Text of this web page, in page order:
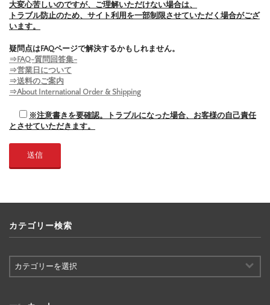
大変心苦しいのですが、ご理解いただけない場合は、
トラブル防止のため、サイト利用を一部制限させていただく場合がござ
います。
疑問点はFAQページで解決するかもしれません。
⇒FAQ-質問回答集-
⇒営業日について
⇒送料のご案内
⇒About International Order & Shipping
※注意書きを要確認。トラブルになった場合、お客様の自己責任
とさせていただきます。
カテゴリー検索
テ